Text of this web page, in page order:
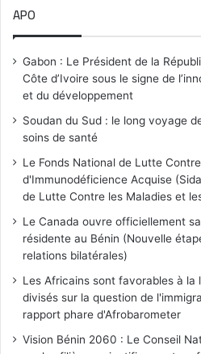
APO
Gabon : Le Président de la
Côte d’Ivoire sous le signe de
et du développement
Soudan du Sud : le long voyage
soins de santé
Le Fonds National de Lutte
d'Immunodéficience Acquise
de Lutte Contre les Maladies et
Le Canada ouvre officiellement
résidente au Bénin (Nouvelle
relations bilatérales)
Les Africains sont favorables à
divisés sur la question de
rapport phare d'Afrobarometer
Vision Bénin 2060 : Le Conseil